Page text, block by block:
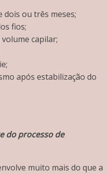
dois ou três meses;
fios;
capilar;
após estabilização do
do processo de
muito mais do que a